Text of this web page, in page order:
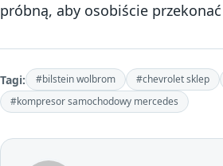
próbną, aby osobiście
Tagi: #bilstein wolbrom #chevrolet sklep
#kompresor samochodowy mercedes